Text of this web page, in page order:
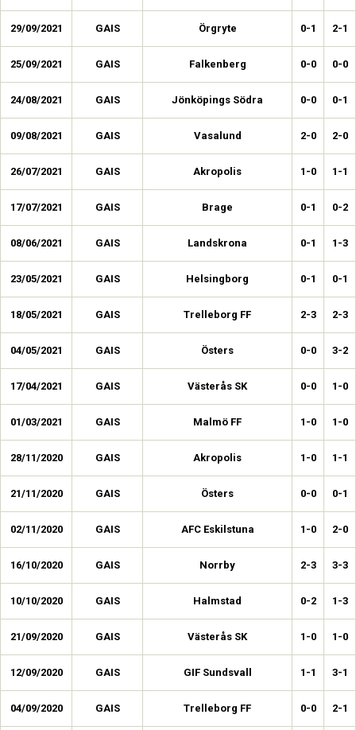
29/09/2021 GAIS Örgryte 0-1 2-1
25/09/2021 GAIS Falkenberg 0-0 0-0
24/08/2021 GAIS Jönköpings Södra 0-0 0-1
09/08/2021 GAIS Vasalund 2-0 2-0
26/07/2021 GAIS Akropolis 1-0 1-1
17/07/2021 GAIS Brage 0-1 0-2
08/06/2021 GAIS Landskrona 0-1 1-3
23/05/2021 GAIS Helsingborg 0-1 0-1
18/05/2021 GAIS Trelleborg FF 2-3 2-3
04/05/2021 GAIS Östers 0-0 3-2
17/04/2021 GAIS Västerås SK 0-0 1-0
01/03/2021 GAIS Malmö FF 1-0 1-0
28/11/2020 GAIS Akropolis 1-0 1-1
21/11/2020 GAIS Östers 0-0 0-1
02/11/2020 GAIS AFC Eskilstuna 1-0 2-0
16/10/2020 GAIS Norrby 2-3 3-3
10/10/2020 GAIS Halmstad 0-2 1-3
21/09/2020 GAIS Västerås SK 1-0 1-0
12/09/2020 GAIS GIF Sundsvall 1-1 3-1
04/09/2020 GAIS Trelleborg FF 0-0 2-1